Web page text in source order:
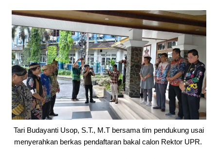
Tari Budayanti Usop, S.T., M.T bersama tim pendukung usai
menyerahkan berkas pendaftaran bakal calon Rektor UPR.